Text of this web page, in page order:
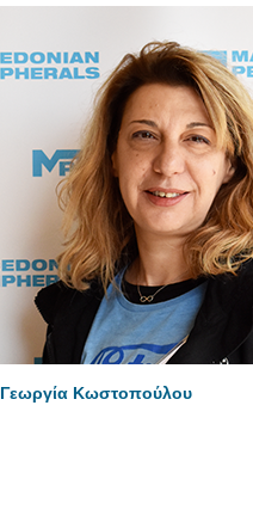
Γεωργία Κωστοπούλου